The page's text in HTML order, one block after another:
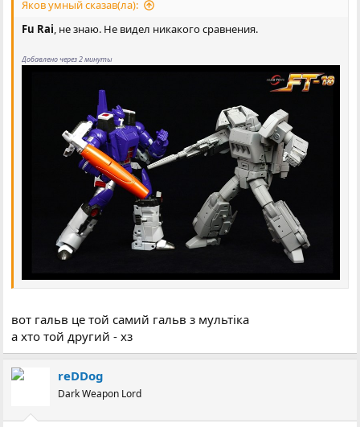
Яков умный сказав(ла):
Fu Rai, не знаю. Не видел никакого сравнения.
Добавлено через 2 минуты
вот гальв це той самий гальв з мультіка
а хто той другий - хз
reDDog
Dark Weapon Lord